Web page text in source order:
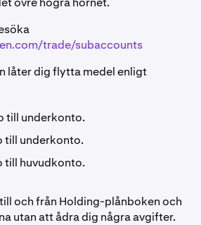
trade/subaccounts
låter dig flytta medel enligt
till underkonto.
till underkonto.
till huvudkonto.
och från Holding-plånboken och
utan att ådra dig några avgifter.